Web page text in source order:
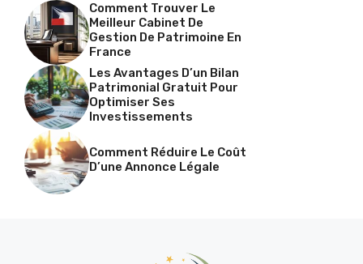
Comment Trouver Le
Meilleur Cabinet De
Gestion De Patrimoine En
France
Les Avantages D’un Bilan
Patrimonial Gratuit Pour
Optimiser Ses
Investissements
Comment Réduire Le Coût
D’une Annonce Légale